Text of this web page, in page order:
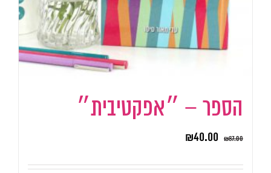
הספר – ״אפקטיבית״
₪87.00
₪40.00